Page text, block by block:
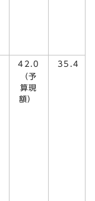
42.0
（予
算現
額）
35.4